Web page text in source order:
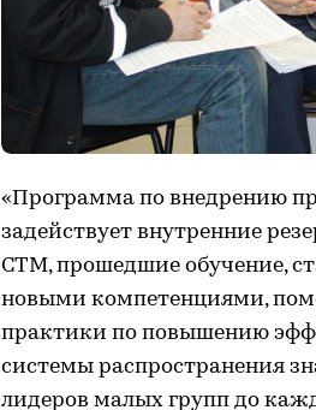
«Программа по внедрению
задействует внутренние
СТМ, прошедшие обучение,
новыми компетенциями,
практики по повышению
системы распространения
лидеров малых групп до